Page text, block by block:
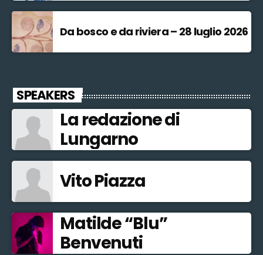
Da bosco e da riviera – 28 luglio 2026
SPEAKERS
La redazione di
Lungarno
Vito Piazza
Matilde “Blu”
Benvenuti